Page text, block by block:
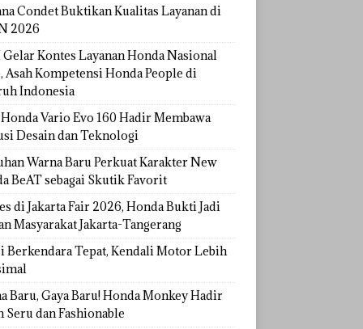
Condet Buktikan Kualitas Layanan di
2026
Kontes Layanan Honda Nasional
Asah Kompetensi Honda People di
Indonesia
Vario Evo 160 Hadir Membawa
Desain dan Teknologi
Warna Baru Perkuat Karakter New
BeAT sebagai Skutik Favorit
di Jakarta Fair 2026, Honda Bukti Jadi
Masyarakat Jakarta-Tangerang
Berkendara Tepat, Kendali Motor Lebih
Baru, Gaya Baru! Honda Monkey Hadir
Seru dan Fashionable